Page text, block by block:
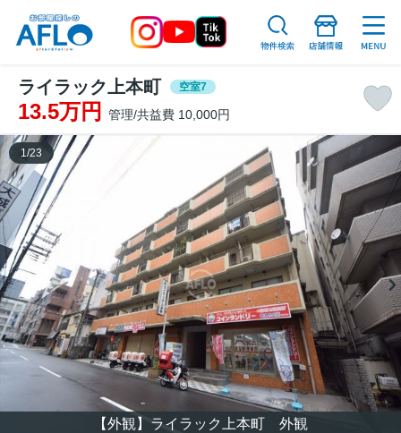
ライラック上本町 空室7
13.5万円 管理/共益費 10,000円
【外観】ライラック上本町 外観
1 /23